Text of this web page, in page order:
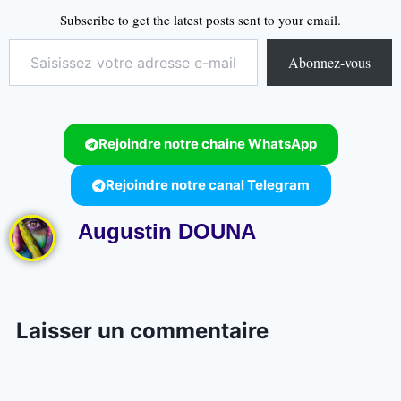
Subscribe to get the latest posts sent to your email.
Abonnez-vous
Rejoindre notre chaine WhatsApp
Rejoindre notre canal Telegram
Augustin DOUNA
Laisser un commentaire